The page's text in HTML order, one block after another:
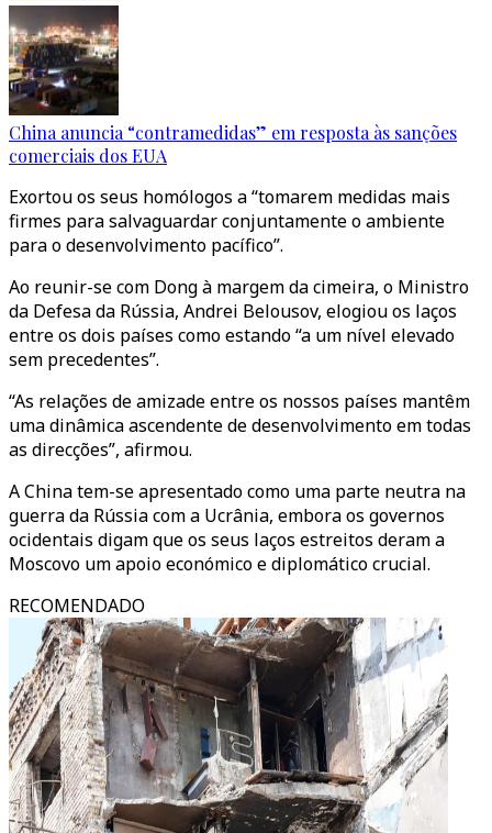
China anuncia “contramedidas” em resposta às sanções
comerciais dos EUA
Exortou os seus homólogos a “tomarem medidas mais
firmes para salvaguardar conjuntamente o ambiente
para o desenvolvimento pacífico”.
Ao reunir-se com Dong à margem da cimeira, o Ministro
da Defesa da Rússia, Andrei Belousov, elogiou os laços
entre os dois países como estando “a um nível elevado
sem precedentes”.
“As relações de amizade entre os nossos países mantêm
uma dinâmica ascendente de desenvolvimento em todas
as direcções”, afirmou.
A China tem-se apresentado como uma parte neutra na
guerra da Rússia com a Ucrânia, embora os governos
ocidentais digam que os seus laços estreitos deram a
Moscovo um apoio económico e diplomático crucial.
RECOMENDADO